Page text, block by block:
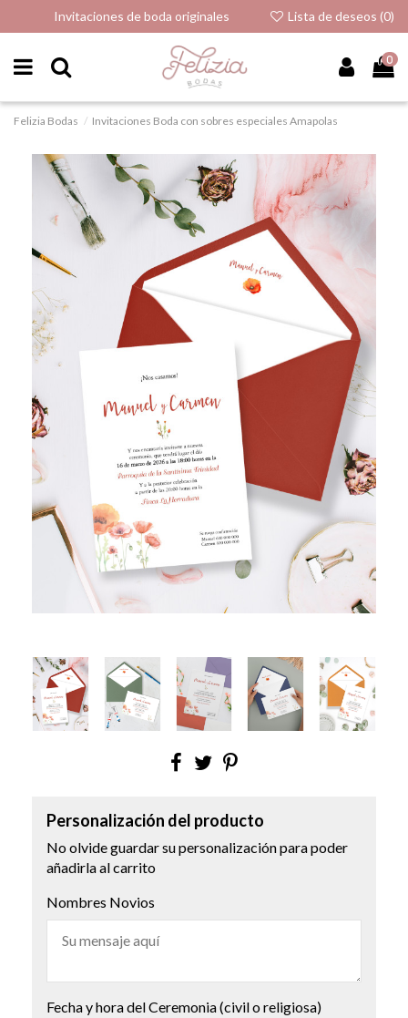
Invitaciones de boda originales Lista de deseos (0)
0
Felizia Bodas Invitaciones Boda con sobres especiales Amapolas
Personalización del producto
No olvide guardar su personalización para poder
añadirla al carrito
Nombres Novios
Fecha y hora del Ceremonia (civil o religiosa)